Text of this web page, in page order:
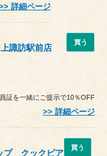
詳細ページ
諏訪駅前店
買う
証を一緒にご提示で10％OFF
詳細ページ
プ クックピア
買う